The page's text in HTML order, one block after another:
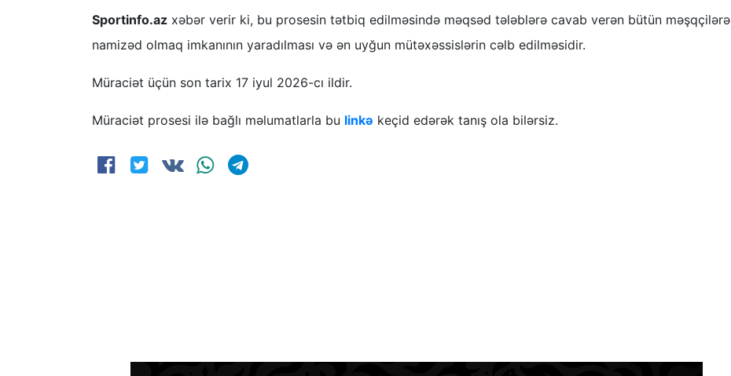
Sportinfo.az xəbər verir ki, bu prosesin tətbiq edilməsində məqsəd tələblərə cavab verən bütün məşqçilərə
namizəd olmaq imkanının yaradılması və ən uyğun mütəxəssislərin cəlb edilməsidir.
Müraciət üçün son tarix 17 iyul 2026-cı ildir.
Müraciət prosesi ilə bağlı məlumatlarla bu linkə keçid edərək tanış ola bilərsiz.